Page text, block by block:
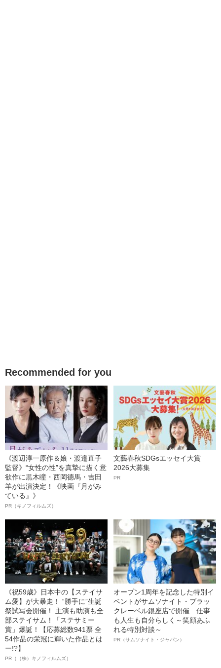
Recommended for you
《渡辺淳一原作＆娘・渡邉直子
監督》“女性の性”を真摯に描く意
欲作に黒木瞳・西岡德馬・吉田
羊が出演決定！《映画『月がみ
ている』》
PR（キノフィルムズ）
文藝春秋SDGsエッセイ大賞
2026大募集
PR
《祝59歳》日本中の【ステイサ
ム愛】が大暴走！ “勝手に”生誕
祭試写会開催！ 主演も助演も全
部ステイサム！「ステサミー
賞」爆誕！【応募総数941票 全
54作品の栄冠に輝いた作品とは
ー!?】
PR（（株）キノフィルムズ）
オープン1周年を記念した特別イ
ベントがサムソナイト・ブラッ
クレーベル銀座店で開催 仕事
も人生も自分らしく～笑顔あふ
れる特別対談～
PR（サムソナイト・ジャパン）